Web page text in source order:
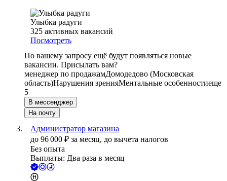
Улыбка радуги
325 активных вакансий
Посмотреть
По вашему запросу ещё будут появляться новые
вакансии. Присылать вам?
менеджер по продажамДомодедово (Московская
область)Нарушения зренияМентальные особенностиеще
5
В мессенджер
На почту
Администратор магазина
до 96 000 ₽ за месяц, до вычета налогов
Без опыта
Выплаты: Два раза в месяц